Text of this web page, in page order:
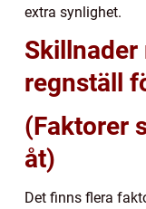
extra synlighet.
Skillnader
regnställ
(Faktorer
åt)
Det finns flera